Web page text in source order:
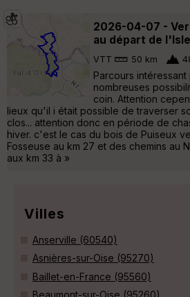
2026-04-07 -
au départ de
VTT 50 km
Parcours
nombreuses
coin. Attention
lieux qu'il i était possible de traverser
clos... attention donc en période de
hiver. c'est le cas du bois de Puiseux
Fosseuse au km 27 et des chemins au
aux km 33 à »
Villes
Anserville (60540)
Asnières-sur-Oise (95270)
Baillet-en-France (95560)